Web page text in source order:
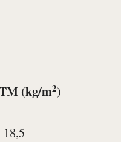
(kg/m2)
18,5